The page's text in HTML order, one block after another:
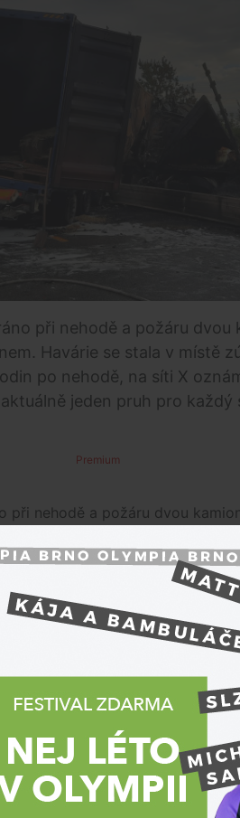
při nehodě a požáru dvou
Havárie se stala v místě
po nehodě, na síti X
jeden pruh pro každý
Premium
při nehodě a požáru dvou
místě zúžení. Policie krátce
částečné obnovení provoz.
ráno.„Maďarský kamion
svodidel, dostal smyk
do prostřední části tahače a
policistůAndrea
tragické dopravní nehody
částečně obnovit. Je v
jízdy. Projíždějte s